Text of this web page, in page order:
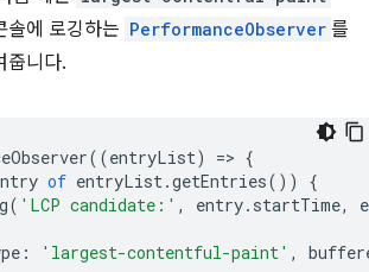
솔에 로깅하는 PerformanceObserver 를
줍니다.
((entryList) => {
of entryList.getEntries())
{
( 'LCP candidate:' , entry. startTime,
: 'largest-contentful-paint' ,